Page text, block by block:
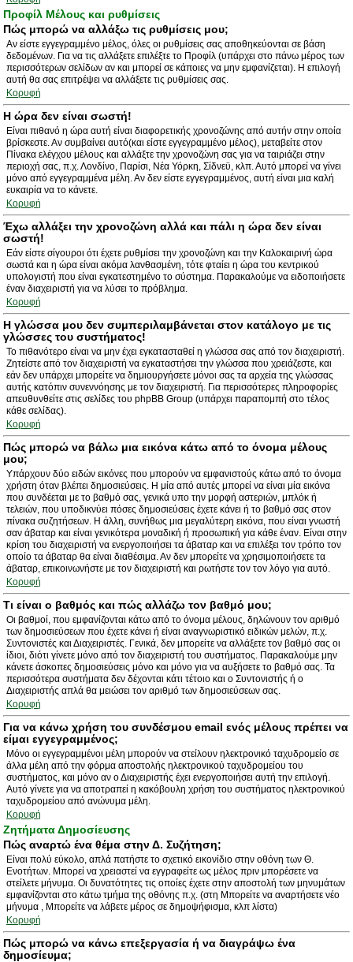
Προφίλ Μέλους και ρυθμίσεις
Πώς μπορώ να αλλάξω τις ρυθμίσεις μου;
Αν είστε εγγεγραμμένο μέλος, όλες οι ρυθμίσεις σας αποθηκεύονται σε βάση
δεδομένων. Για να τις αλλάξετε επιλέξτε το Προφίλ (υπάρχει στο πάνω μέρος των
περισσότερων σελίδων αν και μπορεί σε κάποιες να μην εμφανίζεται). Η επιλογή
αυτή θα σας επιτρέψει να αλλάξετε τις ρυθμίσεις σας.
Κορυφή
Η ώρα δεν είναι σωστή!
Είναι πιθανό η ώρα αυτή είναι διαφορετικής χρονοζώνης από αυτήν στην οποία
βρίσκεστε. Αν συμβαίνει αυτό(και είστε εγγεγραμμένο μέλος), μεταβείτε στον
Πίνακα ελέγχου μέλους και αλλάξτε την χρονοζώνη σας για να ταιριάζει στην
περιοχή σας, π.χ. Λονδίνο, Παρίσι, Νέα Υόρκη, Σίδνεϋ, κλπ. Αυτό μπορεί να γίνει
μόνο από εγγεγραμμένα μέλη. Αν δεν είστε εγγεγραμμένος, αυτή είναι μια καλή
ευκαιρία να το κάνετε.
Κορυφή
Έχω αλλάξει την χρονοζώνη αλλά και πάλι η ώρα δεν είναι
σωστή!
Εάν είστε σίγουροι ότι έχετε ρυθμίσει την χρονοζώνη και την Καλοκαιρινή ώρα
σωστά και η ώρα είναι ακόμα λανθασμένη, τότε φταίει η ώρα του κεντρικού
υπολογιστή που είναι εγκατεστημένο το σύστημα. Παρακαλούμε να ειδοποιήσετε
έναν διαχειριστή για να λύσει το πρόβλημα.
Κορυφή
Η γλώσσα μου δεν συμπεριλαμβάνεται στον κατάλογο με τις
γλώσσες του συστήματος!
Το πιθανότερο είναι να μην έχει εγκατασταθεί η γλώσσα σας από τον διαχειριστή.
Ζητείστε από τον διαχειριστή να εγκαταστήσει την γλώσσα που χρειάζεστε, και
εάν δεν υπάρχει μπορείτε να δημιουργήσετε μόνοι σας τα αρχεία της γλώσσας
αυτής κατόπιν συνεννόησης με τον διαχειριστή. Για περισσότερες πληροφορίες
απευθυνθείτε στις σελίδες του phpBB Group (υπάρχει παραπομπή στο τέλος
κάθε σελίδας).
Κορυφή
Πώς μπορώ να βάλω μια εικόνα κάτω από το όνομα μέλους
μου;
Υπάρχουν δύο ειδών εικόνες που μπορούν να εμφανιστούς κάτω από το όνομα
χρήστη όταν βλέπει δημοσιεύσεις. Η μία από αυτές μπορεί να είναι μία εικόνα
που συνδέεται με το βαθμό σας, γενικά υπο την μορφή αστεριών, μπλόκ ή
τελειών, που υποδικνύει πόσες δημοσιεύσεις έχετε κάνει ή το βαθμό σας στον
πίνακα συζητήσεων. Η άλλη, συνήθως μια μεγαλύτερη εικόνα, που είναι γνωστή
σαν άβαταρ και είναι γενικότερα μοναδική ή προσωπική για κάθε έναν. Είναι στην
κρίση του διαχειριστή να ενεργοποιήσει τα άβαταρ και να επιλέξει τον τρόπο τον
οποίο τα άβαταρ θα είναι διαθέσιμα. Αν δεν μπορείτε να χρησιμοποιήσετε τα
άβαταρ, επικοινωνήστε με τον διαχειριστή και ρωτήστε τον τον λόγο για αυτό.
Κορυφή
Τι είναι ο βαθμός και πώς αλλάζω τον βαθμό μου;
Οι βαθμοί, που εμφανίζονται κάτω από το όνομα μέλους, δηλώνουν τον αριθμό
των δημοσιεύσεων που έχετε κάνει ή είναι αναγνωριστικό ειδικών μελών, π.χ.
Συντονιστές και Διαχειριστές. Γενικά, δεν μπορείτε να αλλάξετε τον βαθμό σας οι
ίδιοι, διότι γίνετε μόνο από τον διαχειριστή του συστήματος. Παρακαλούμε μην
κάνετε άσκοπες δημοσιεύσεις μόνο και μόνο για να αυξήσετε το βαθμό σας. Τα
περισσότερα συστήματα δεν δέχονται κάτι τέτοιο και ο Συντονιστής ή ο
Διαχειριστής απλά θα μειώσει τον αριθμό των δημοσιεύσεων σας.
Κορυφή
Για να κάνω χρήση του συνδέσμου email ενός μέλους πρέπει να
είμαι εγγεγραμμένος;
Μόνο οι εγγεγραμμένοι μέλη μπορούν να στείλουν ηλεκτρονικό ταχυδρομείο σε
άλλα μέλη από την φόρμα αποστολής ηλεκτρονικού ταχυδρομείου του
συστήματος, και μόνο αν ο Διαχειριστής έχει ενεργοποιήσει αυτή την επιλογή.
Αυτό γίνετε για να αποτραπεί η κακόβουλη χρήση του συστήματος ηλεκτρονικού
ταχυδρομείου από ανώνυμα μέλη.
Κορυφή
Ζητήματα Δημοσίευσης
Πώς αναρτώ ένα θέμα στην Δ. Συζήτηση;
Είναι πολύ εύκολο, απλά πατήστε το σχετικό εικονίδιο στην οθόνη των Θ.
Ενοτήτων. Μπορεί να χρειαστεί να εγγραφείτε ως μέλος πριν μπορέσετε να
στείλετε μήνυμα. Οι δυνατότητες τις οποίες έχετε στην αποστολή των μηνυμάτων
εμφανίζονται στο κάτω τμήμα της οθόνης π.χ. (στη Μπορείτε να αναρτήσετε νέο
μήνυμα , Μπορείτε να λάβετε μέρος σε δημοψήφισμα, κλπ λίστα)
Κορυφή
Πώς μπορώ να κάνω επεξεργασία ή να διαγράψω ένα
δημοσίευμα;